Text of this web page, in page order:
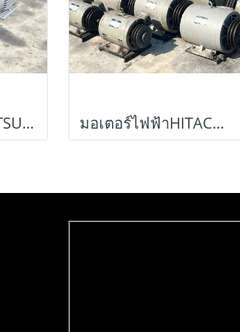
มอเตอร์ไฟฟ้า MITSUBISHI & HITACHI 380V เข้ามา 6 ตัว มอเตอร์ไฟฟ้าHITACHI JAPANขนาด 5~7.5~10 HP 380V เข้ามาหลายตัวงานตัดประมูลสภาพสด